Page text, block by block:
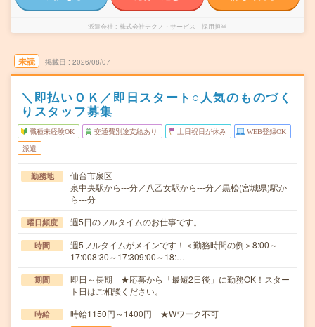
派遣会社 株式会社テクノ・サービス 採用担当
未読 掲載日 2026/08/07
＼即払いＯＫ／即日スタート○人気のものづく
りスタッフ募集
職種未経験OK 交通費別途支給あり 土日祝日が休み WEB登録OK
派遣
勤務地
仙台市泉区
泉中央駅から---分／八乙女駅から---分／黒松(宮城県)駅か
ら---分
曜日頻度 週5日のフルタイムのお仕事です。
時間
週5フルタイムがメインです！＜勤務時間の例＞8:00～
17:008:30～17:309:00～18:…
期間
即日～長期 ★応募から「最短2日後」に勤務OK！スター
ト日はご相談ください。
時給 時給1150円～1400円 ★Wワーク不可